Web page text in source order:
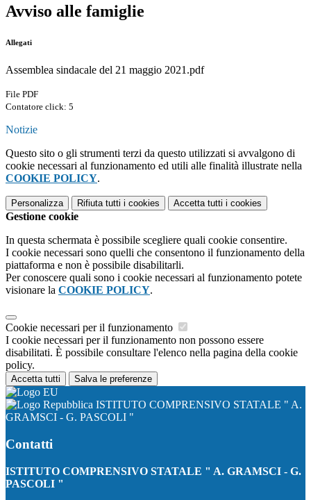
Avviso alle famiglie
Allegati
Assemblea sindacale del 21 maggio 2021.pdf
File PDF
Contatore click: 5
Notizie
Questo sito o gli strumenti terzi da questo utilizzati si avvalgono di
cookie necessari al funzionamento ed utili alle finalità illustrate nella
COOKIE POLICY.
Personalizza Rifiuta tutti i cookies Accetta tutti i cookies
Gestione cookie
In questa schermata è possibile scegliere quali cookie consentire.
I cookie necessari sono quelli che consentono il funzionamento della
piattaforma e non è possibile disabilitarli.
Per conoscere quali sono i cookie necessari al funzionamento potete
visionare la COOKIE POLICY.
Cookie necessari per il funzionamento
I cookie necessari per il funzionamento non possono essere
disabilitati. È possibile consultare l'elenco nella pagina della cookie
policy.
Accetta tutti Salva le preferenze
ISTITUTO COMPRENSIVO STATALE " A.
GRAMSCI - G. PASCOLI "
Contatti
ISTITUTO COMPRENSIVO STATALE " A. GRAMSCI - G.
PASCOLI "